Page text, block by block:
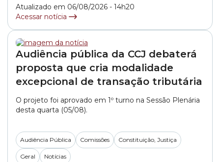
profissionais da educação. O documento, apresentado
Atualizado em 06/08/2026 - 14h20
Acessar notícia
Audiência pública da CCJ debaterá
proposta que cria modalidade
excepcional de transação tributária
O projeto foi aprovado em 1º turno na Sessão Plenária
desta quarta (05/08).
Audiência Pública Comissões Constituição, Justiça
Geral Notícias